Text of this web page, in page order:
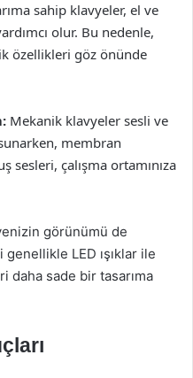
sahip klavyeler, el ve
olur. Bu nedenle,
özellikleri göz önünde
Mekanik klavyeler sesli ve
membran
sesleri, çalışma ortamınıza
görünümü de
LED ışıklar ile
daha sade bir tasarıma